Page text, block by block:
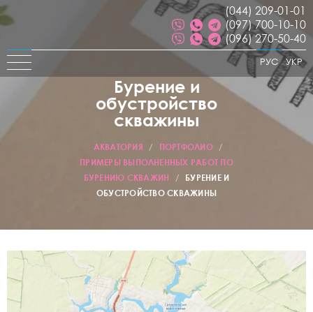
(044) 209-01-01
(097) 700-10-10
(096) 270-50-40
УКР
РУС
Бурение и
обустройство
скважины
АКВАТОРИЯ / ПОРТФОЛИО
/
ПРИМЕРЫ ВЫПОЛНЕННЫХ РАБОТ ПО
БУРЕНИЮ СКВАЖИН
/
БУРЕНИЕ И
ОБУСТРОЙСТВО СКВАЖИНЫ